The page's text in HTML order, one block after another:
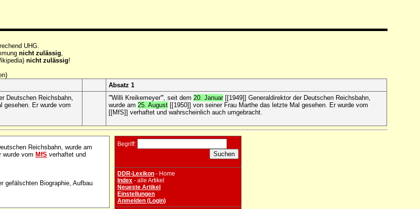
UHG.
nicht zulässig
nicht zulässig!
Absatz 1
Deutschen Reichsbahn,
gesehen. Er wurde vom
'''Willi Kreikemeyer''', seit dem 20. Januar[[1949]] Generaldirektor der Deutschen Reichsbahn,
wurde am 25. August [[1950]] von seiner Frau Marthe das letzte Mal gesehen. Er wurde vom
[[MfS]] verhaftet und wahrscheinlich auch umgebracht.
Reichsbahn, wurde am
wurde vom MfS verhaftet und
gefälschten Biographie, Aufbau
Begriff:
DDR-Lexikon - Home
Index - alle Artikel
Neueste Artikel
Einstellungen
Anmelden (Login)